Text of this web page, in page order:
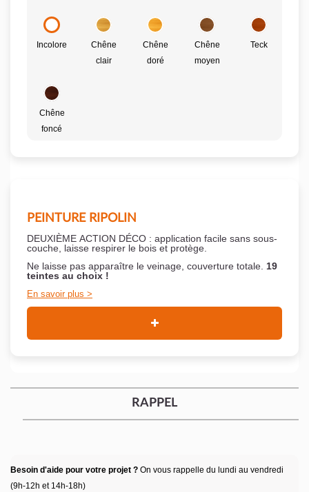
Incolore
Chêne
clair
Chêne
doré
Chêne
moyen
Teck
Chêne
foncé
PEINTURE RIPOLIN
DEUXIÈME ACTION DÉCO : application facile sans sous-
couche, laisse respirer le bois et protège.
Ne laisse pas apparaître le veinage, couverture totale. 19
teintes au choix !
En savoir plus
RAPPEL
Besoin d'aide pour votre projet ? On vous rappelle du lundi au vendredi
(9h-12h et 14h-18h)